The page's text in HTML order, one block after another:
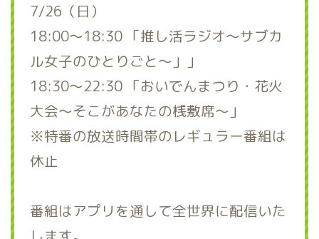
7/26（日）
18:00～18:30 「推し活ラジオ～サブカ
ル女子のひとりごと～」」
18:30～22:30 「おいでんまつり・花火
大会～そこがあなたの桟敷席～」
※特番の放送時間帯のレギュラー番組は
休止
番組はアプリを通して全世界に配信いた